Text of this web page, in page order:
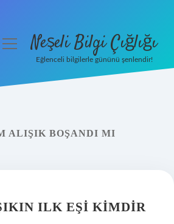
menüyüNeşeli Bilgi Çığlığı
Eğlenceli bilgilerle gününü şenlendir!
ALIŞIK BOŞANDI MI
ILK EŞI KIMDIR